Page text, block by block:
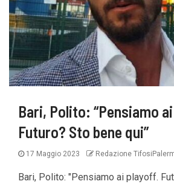
Bari, Polito: “Pensiamo
Futuro? Sto bene qui”
17 Maggio 2023 Redazione
Bari, Polito: "Pensiamo ai playoff.